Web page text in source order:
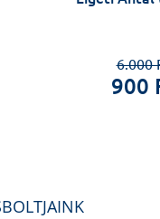
6.000
900